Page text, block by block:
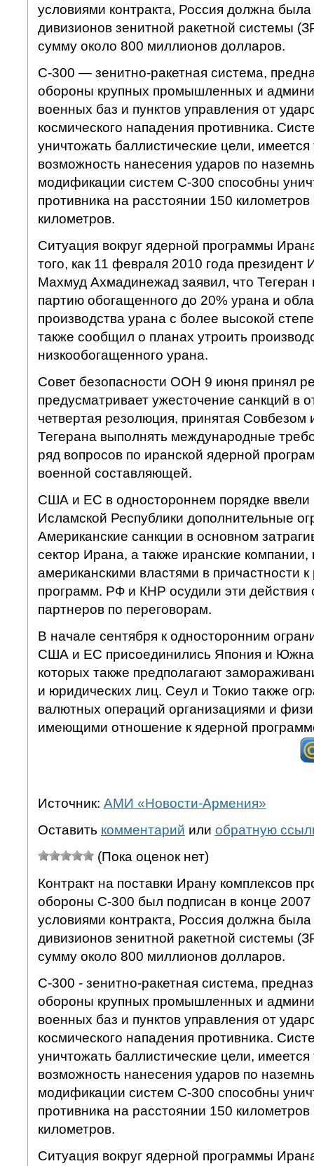
условиями контракта, Россия должна была
дивизионов зенитной ракетной системы
сумму около 800 миллионов долларов.
С-300 — зенитно-ракетная система,
обороны крупных промышленных и
военных баз и пунктов управления от
космического нападения противника.
уничтожать баллистические цели, имеется
возможность нанесения ударов по
модификации систем С-300 способны
противника на расстоянии 150
километров.
Ситуация вокруг ядерной программы
того, как 11 февраля 2010 года президент
Махмуд Ахмадинежад заявил, что Тегеран
партию обогащенного до 20% урана и
производства урана с более высокой
также сообщил о планах утроить
низкообогащенного урана.
Совет безопасности ООН 9 июня принял
предусматривает ужесточение санкций в
четвертая резолюция, принятая Совбезом
Тегерана выполнять международные
ряд вопросов по иранской ядерной
военной составляющей.
США и ЕС в одностороннем порядке ввели
Исламской Республики дополнительные
Американские санкции в основном
сектор Ирана, а также иранские
американскими властями в причастности к
программ. РФ и КНР осудили эти действия
партнеров по переговорам.
В начале сентября к односторонним
США и ЕС присоединились Япония и
которых также предполагают
и юридических лиц. Сеул и Токио также
валютных операций организациями и
имеющими отношение к ядерной
Источник: АМИ «Новости-Армения»
Оставить комментарий или обратную
(Пока оценок нет)
Контракт на поставки Ирану комплексов
обороны С-300 был подписан в конце 2007
условиями контракта, Россия должна была
дивизионов зенитной ракетной системы
сумму около 800 миллионов долларов.
С-300 - зенитно-ракетная система,
обороны крупных промышленных и
военных баз и пунктов управления от
космического нападения противника.
уничтожать баллистические цели, имеется
возможность нанесения ударов по
модификации систем С-300 способны
противника на расстоянии 150
километров.
Ситуация вокруг ядерной программы